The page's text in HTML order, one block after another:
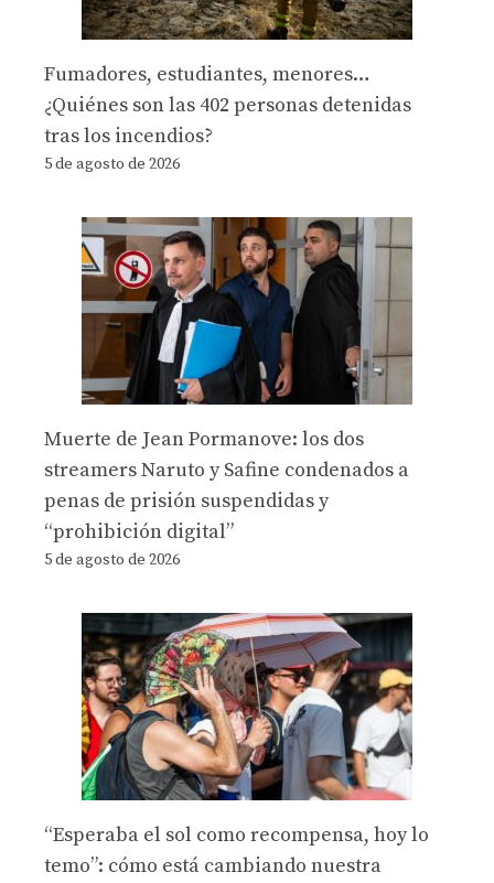
Fumadores, estudiantes, menores…
¿Quiénes son las 402 personas detenidas
tras los incendios?
5 de agosto de 2026
Muerte de Jean Pormanove: los dos
streamers Naruto y Safine condenados a
penas de prisión suspendidas y
“prohibición digital”
5 de agosto de 2026
“Esperaba el sol como recompensa, hoy lo
temo”: cómo está cambiando nuestra